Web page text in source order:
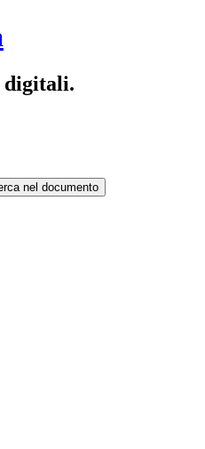
digitali.
nel documento